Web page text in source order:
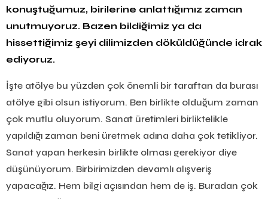
konuştuğumuz, birilerine anlattığımız zaman
unutmuyoruz. Bazen bildiğimiz ya da
hissettiğimiz şeyi dilimizden döküldüğünde idrak
ediyoruz.
İşte atölye bu yüzden çok önemli bir taraftan da burası
atölye gibi olsun istiyorum. Ben birlikte olduğum zaman
çok mutlu oluyorum. Sanat üretimleri birliktelikle
yapıldığı zaman beni üretmek adına daha çok tetikliyor.
Sanat yapan herkesin birlikte olması gerekiyor diye
düşünüyorum. Birbirimizden devamlı alışveriş
yapacağız. Hem bilgi açısından hem de iş. Buradan çok